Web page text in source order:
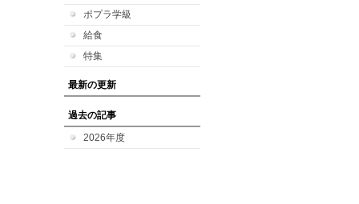
ポプラ学級
給食
特集
最新の更新
過去の記事
2026年度